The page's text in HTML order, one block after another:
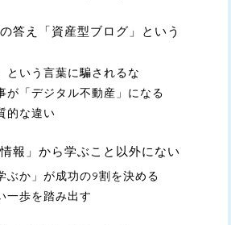
答え「資産型ブログ」という
という言葉に騙されるな
が「デジタル不動産」になる
的な違い
報」から学ぶこと以外にない
ぶか」が成功の9割を決める
一歩を踏み出す